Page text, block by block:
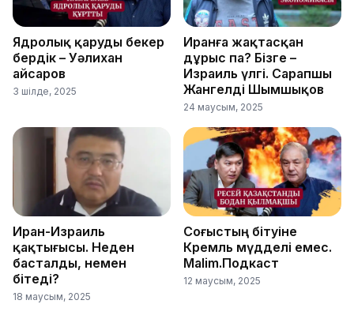
Ядролық қаруды бекер
бердік – Уәлихан
Қайсаров
3 шілде, 2025
Иранға жақтасқан
дұрыс па? Бізге –
Израиль үлгі. Сарапшы
Жангелді Шымшықов
24 маусым, 2025
Иран-Израиль
қақтығысы. Неден
басталды, немен
бітеді?
18 маусым, 2025
Соғыстың бітуіне
Кремль мүдделі емес.
Malim.Подкаст
12 маусым, 2025